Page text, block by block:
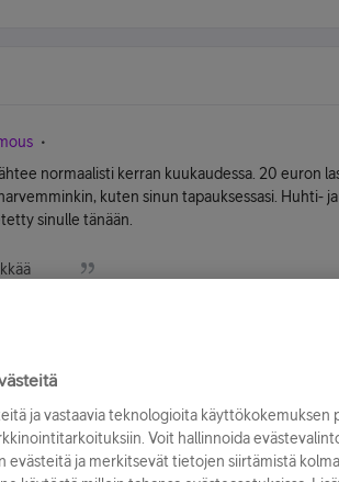
lähtee normaalisti kerran kuukaudessa. 20 euron
kuten sinun tapauksessasi. Huhti-
sinulle tänään.
ja vastaavia teknologioita käyttökokemuksen
Voit hallinnoida
evästeitä ja merkitsevät tietojen siirtämistä